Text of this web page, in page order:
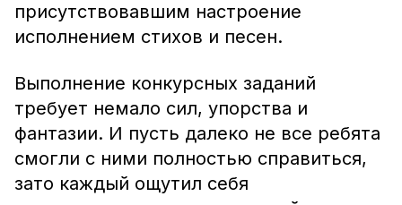
присутствовавшим настроение
исполнением стихов и песен.
Выполнение конкурсных заданий
требует немало сил, упорства и
фантазии. И пусть далеко не все ребята
смогли с ними полностью справиться,
зато каждый ощутил себя